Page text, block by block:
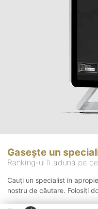
Gasește un
Ranking-ul îi adună pe
Cauți un specialist in
nostru de căutare. Folosiți